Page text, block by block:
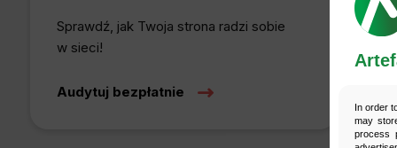
In order
may
process
Sprawdź, jak Twoja strona radzi sobie
w sieci!
Audytuj bezpłatnie